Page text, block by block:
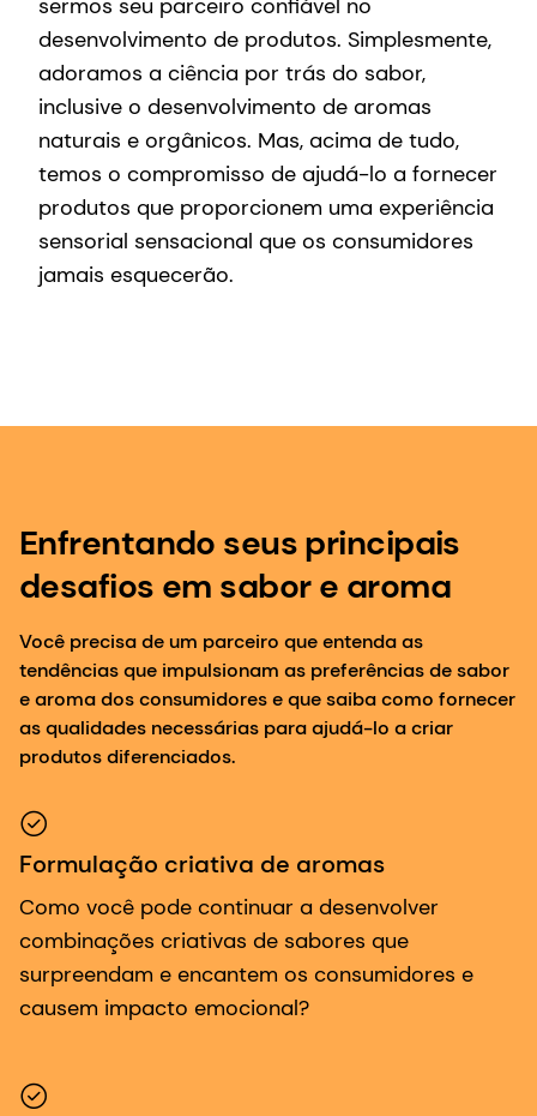
sermos seu parceiro confiável no
desenvolvimento de produtos. Simplesmente,
adoramos a ciência por trás do sabor,
inclusive o desenvolvimento de aromas
naturais e orgânicos. Mas, acima de tudo,
temos o compromisso de ajudá-lo a fornecer
produtos que proporcionem uma experiência
sensorial sensacional que os consumidores
jamais esquecerão.
Enfrentando seus principais
desafios em sabor e aroma
Você precisa de um parceiro que entenda as
tendências que impulsionam as preferências de sabor
e aroma dos consumidores e que saiba como fornecer
as qualidades necessárias para ajudá-lo a criar
produtos diferenciados.
Formulação criativa de aromas
Como você pode continuar a desenvolver
combinações criativas de sabores que
surpreendam e encantem os consumidores e
causem impacto emocional?